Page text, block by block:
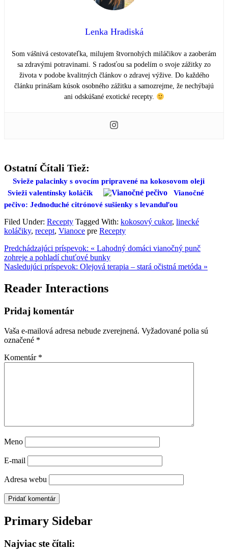
Lenka Hradiská
Som vášnivá cestovateľka, milujem štvornohých miláčikov a zaoberám
sa zdravými potravinami. S radosťou sa podelím o svoje zážitky zo
života v podobe kvalitných článkov o zdravej výžive. Do každého
článku prinášam kúsok osobného zážitku a samozrejme, že nechýbajú
ani odskúšané exotické recepty.
Ostatní Čítali Tiež:
Svieže palacinky s ovocím pripravené na kokosovom oleji
Svieži valentínsky koláčik
Vianočné
pečivo: Jednoduché citrónové sušienky s levanduľou
Filed Under: Recepty Tagged With: kokosový cukor, linecké
koláčiky, recept, Vianoce pre Recepty
Predchádzajúci príspevok: « Lahodný domáci vianočný punč
zohreje a pohladí chuťové bunky
Nasledujúci príspevok: Olejová terapia – stará očistná metóda »
Reader Interactions
Pridaj komentár
Vaša e-mailová adresa nebude zverejnená. Vyžadované polia sú
označené *
Komentár *
Meno
E-mail
Adresa webu
Primary Sidebar
Najviac ste čítali: